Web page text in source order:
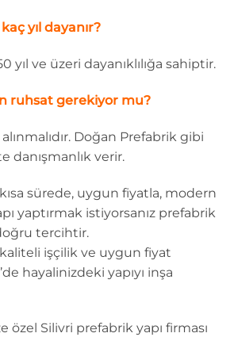
yıl dayanır?
yıl ve üzeri dayanıklılığa sahiptir.
ruhsat gerekiyor mu?
Doğan Prefabrik gibi
danışmanlık verir.
kısa sürede, uygun fiyatla, modern
yaptırmak istiyorsanız prefabrik
tercihtir.
işçilik ve uygun fiyat
hayalinizdeki yapıyı inşa
özel Silivri prefabrik yapı firması